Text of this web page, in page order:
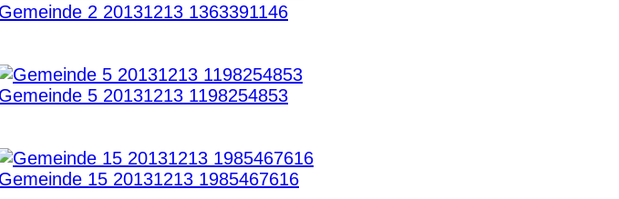
2 20131213 1363391146
5 20131213 1198254853
15 20131213 1985467616